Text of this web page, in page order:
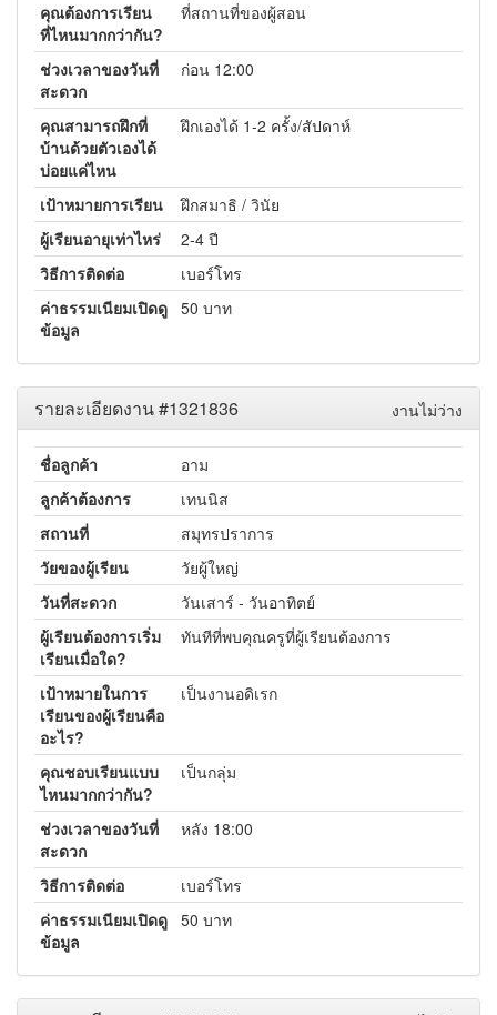
คุณต้องการเรียน
ที่ไหนมากกว่ากัน?
ที่สถานที่ของผู้สอน
ช่วงเวลาของวันที่
สะดวก
ก่อน 12:00
คุณสามารถฝึกที่
บ้านด้วยตัวเองได้
บ่อยแค่ไหน
ฝึกเองได้ 1-2 ครั้ง/สัปดาห์
เป้าหมายการเรียน
ฝึกสมาธิ / วินัย
ผู้เรียนอายุเท่าไหร่
2-4 ปี
วิธีการติดต่อ
เบอร์โทร
ค่าธรรมเนียมเปิดดู
ข้อมูล
50 บาท
งานไม่ว่าง
รายละเอียดงาน #1321836
ชื่อลูกค้า
อาม
ลูกค้าต้องการ
เทนนิส
สถานที่
สมุทรปราการ
วัยของผู้เรียน
วัยผู้ใหญ่
วันที่สะดวก
วันเสาร์ - วันอาทิตย์
ผู้เรียนต้องการเริ่ม
เรียนเมื่อใด?
ทันทีที่พบคุณครูที่ผู้เรียนต้องการ
เป้าหมายในการ
เรียนของผู้เรียนคือ
อะไร?
เป็นงานอดิเรก
คุณชอบเรียนแบบ
ไหนมากกว่ากัน?
เป็นกลุ่ม
ช่วงเวลาของวันที่
สะดวก
หลัง 18:00
วิธีการติดต่อ
เบอร์โทร
ค่าธรรมเนียมเปิดดู
ข้อมูล
50 บาท